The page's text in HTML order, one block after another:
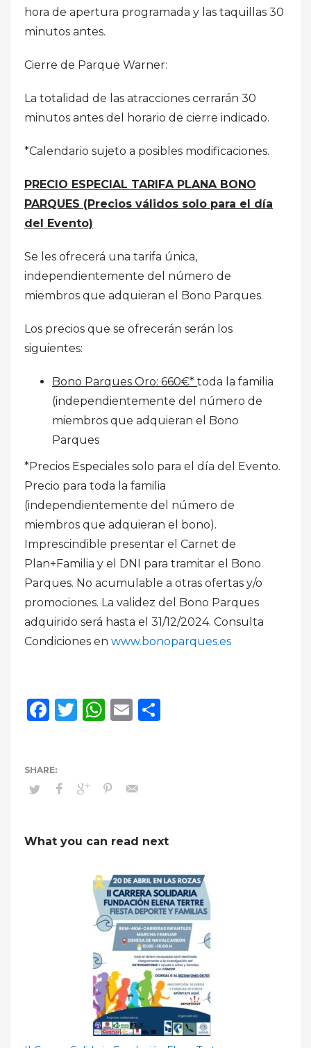
hora de apertura programada y las taquillas 30
minutos antes.
Cierre de Parque Warner:
La totalidad de las atracciones cerrarán 30
minutos antes del horario de cierre indicado.
*Calendario sujeto a posibles modificaciones.
PRECIO ESPECIAL TARIFA PLANA BONO
PARQUES (Precios válidos solo para el día
del Evento)
Se les ofrecerá una tarifa única,
independientemente del número de
miembros que adquieran el Bono Parques.
Los precios que se ofrecerán serán los
siguientes:
Bono Parques Oro: 660€* toda la familia
(independientemente del número de
miembros que adquieran el Bono
Parques
*Precios Especiales solo para el día del Evento.
Precio para toda la familia
(independientemente del número de
miembros que adquieran el bono).
Imprescindible presentar el Carnet de
Plan+Familia y el DNI para tramitar el Bono
Parques. No acumulable a otras ofertas y/o
promociones. La validez del Bono Parques
adquirido será hasta el 31/12/2024. Consulta
Condiciones en www.bonoparques.es
Facebook
Twitter
WhatsApp
Email
What you can read next